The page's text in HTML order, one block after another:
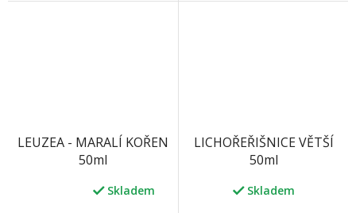
LEUZEA - MARALÍ KOŘEN
50ml
Skladem
LICHOŘEŘIŠNICE VĚTŠÍ
50ml
Skladem